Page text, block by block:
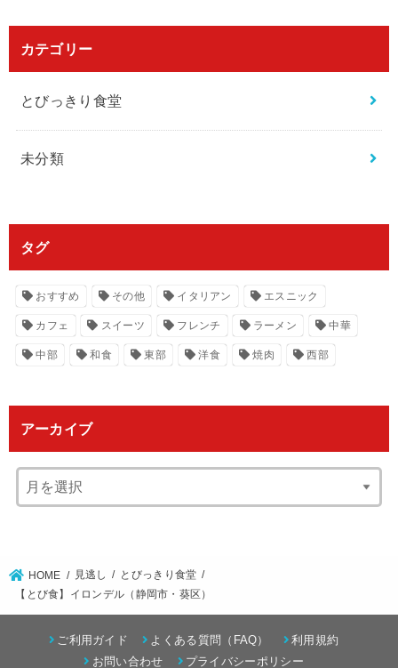
カテゴリー
とびっきり食堂
未分類
タグ
おすすめ その他 イタリアン エスニック
カフェ スイーツ フレンチ ラーメン 中華
中部 和食 東部 洋食 焼肉 西部
アーカイブ
HOME 見逃し
とびっきり食堂
【とび食】イロンデル（静岡市・葵区）
ご利用ガイド よくある質問（FAQ）
利用規約
お問い合わせ
プライバシーポリシー